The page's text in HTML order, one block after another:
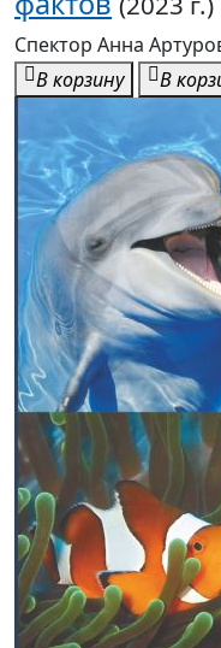
1099,00р.
-40% после
Большая
животных.
(2023 г.)
Карнилович Елена
Дмитриевна, Ликсо
В корзину
В